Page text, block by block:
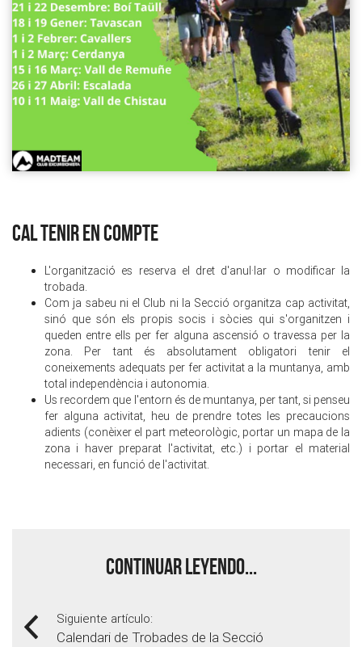
CAL TENIR EN COMPTE
L'organització es reserva el dret d'anul·lar o modificar la
trobada.
Com ja sabeu ni el Club ni la Secció organitza cap activitat,
sinó que són els propis socis i sòcies qui s'organitzen i
queden entre ells per fer alguna ascensió o travessa per la
zona. Per tant és absolutament obligatori tenir el
coneixements adequats per fer activitat a la muntanya, amb
total independència i autonomia.
Us recordem que l'entorn és de muntanya, per tant, si penseu
fer alguna activitat, heu de prendre totes les precaucions
adients (conèixer el part meteorològic, portar un mapa de la
zona i haver preparat l'activitat, etc.) i portar el material
necessari, en funció de l'activitat.
Continuar leyendo...
Siguiente artículo:
Calendari de Trobades de la Secció